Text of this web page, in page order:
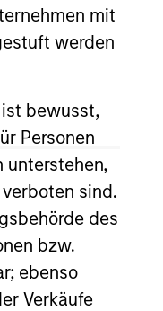
mit
werden
bewusst,
Personen
unterstehen,
sind.
des
bzw.
ebenso
Verkäufe
site